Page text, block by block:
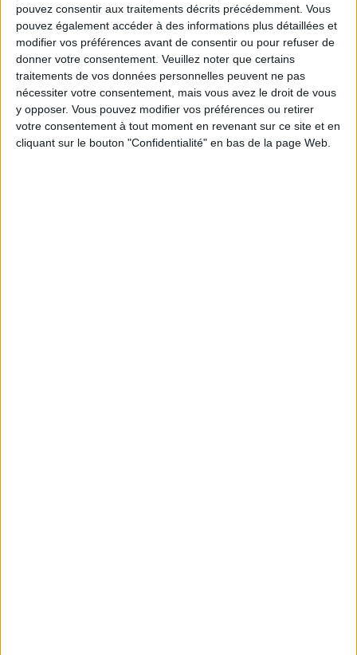
pouvez consentir aux traitements décrits précédemment. Vous
pouvez également accéder à des informations plus détaillées et
modifier vos préférences avant de consentir ou pour refuser de
donner votre consentement. Veuillez noter que certains
traitements de vos données personnelles peuvent ne pas
nécessiter votre consentement, mais vous avez le droit de vous
y opposer. Vous pouvez modifier vos préférences ou retirer
votre consentement à tout moment en revenant sur ce site et en
cliquant sur le bouton "Confidentialité" en bas de la page Web.